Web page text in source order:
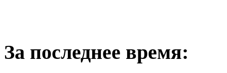
За последнее время: